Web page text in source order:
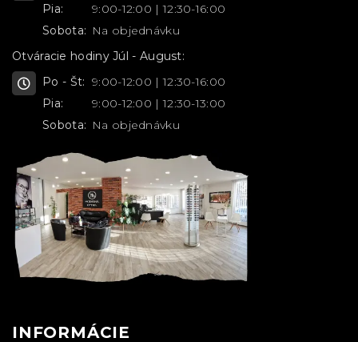
Pia:
9:00-12:00 | 12:30-16:00
Sobota: Na objednávku
Otváracie hodiny Júl - August:
Po - Št: 9:00-12:00 | 12:30-16:00
Pia:
9:00-12:00 | 12:30-13:00
Sobota: Na objednávku
INFORMÁCIE